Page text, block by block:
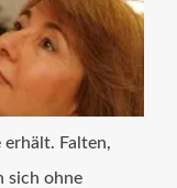
erhält. Falten,
sich ohne